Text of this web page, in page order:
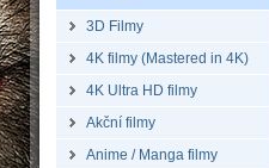
3D Filmy
4K filmy (Mastered in 4K)
4K Ultra HD filmy
Akční filmy
Anime / Manga filmy